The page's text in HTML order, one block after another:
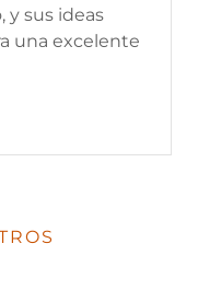
y sus ideas
una excelente